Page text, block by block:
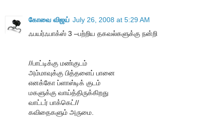
கோவை விஜய் July 26, 2008 at 5:29 AM
ஃபயர்ஃபாக்ஸ் 3 –பற்றிய தகவல்களுக்கு நன்றி
//பாட்டிக்கு மண்குடம்
அம்மாவுக்கு பித்தளைப் பானை
எனக்கோ ப்ளாஸ்டிக் குடம்
மகளுக்கு வாய்த்திருக்கிறது
வாட்டர் பாக்கெட்//
கவிதைகளும் அருமை.